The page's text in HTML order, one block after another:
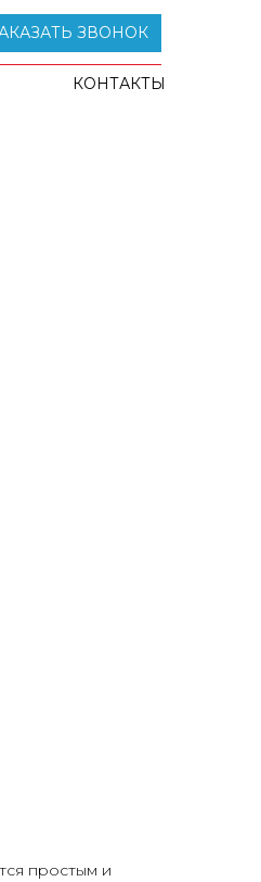
ЗВОНОК
КОНТАКТЫ
простым и